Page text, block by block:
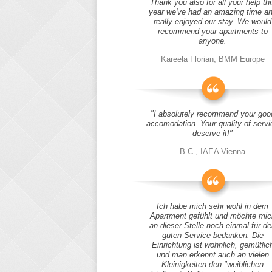
Thank you also for all your help
year we've had an amazing time
really enjoyed our stay. We would
recommend your apartments to
anyone.
Kareela Florian, BMM Europe
"I absolutely recommend your
accomodation. Your quality of
deserve it!"
B.C., IAEA Vienna
Ich habe mich sehr wohl in dem
Apartment gefühlt und möchte
an dieser Stelle noch einmal für
guten Service bedanken. Die
Einrichtung ist wohnlich,
und man erkennt auch an vielen
Kleinigkeiten den "weiblichen